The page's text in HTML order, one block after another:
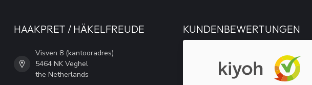
HAAKPRET / HÄKELFREUDE
Visven 8 (kantooradres)
5464 NK Veghel
the Netherlands
KUNDENBEWERTUNGEN